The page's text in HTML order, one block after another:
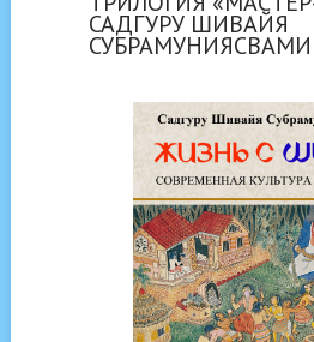
САДГУРУ ШИВАЙЯ
СУБРАМУНИЯСВАМИ